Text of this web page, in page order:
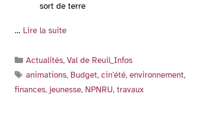
sort de terre
… Lire la suite
Catégories
Actualités,Val de Reuil_Infos
Étiquettes
animations, Budget,cin'été,environnement,
finances, jeunesse, NPNRU, travaux